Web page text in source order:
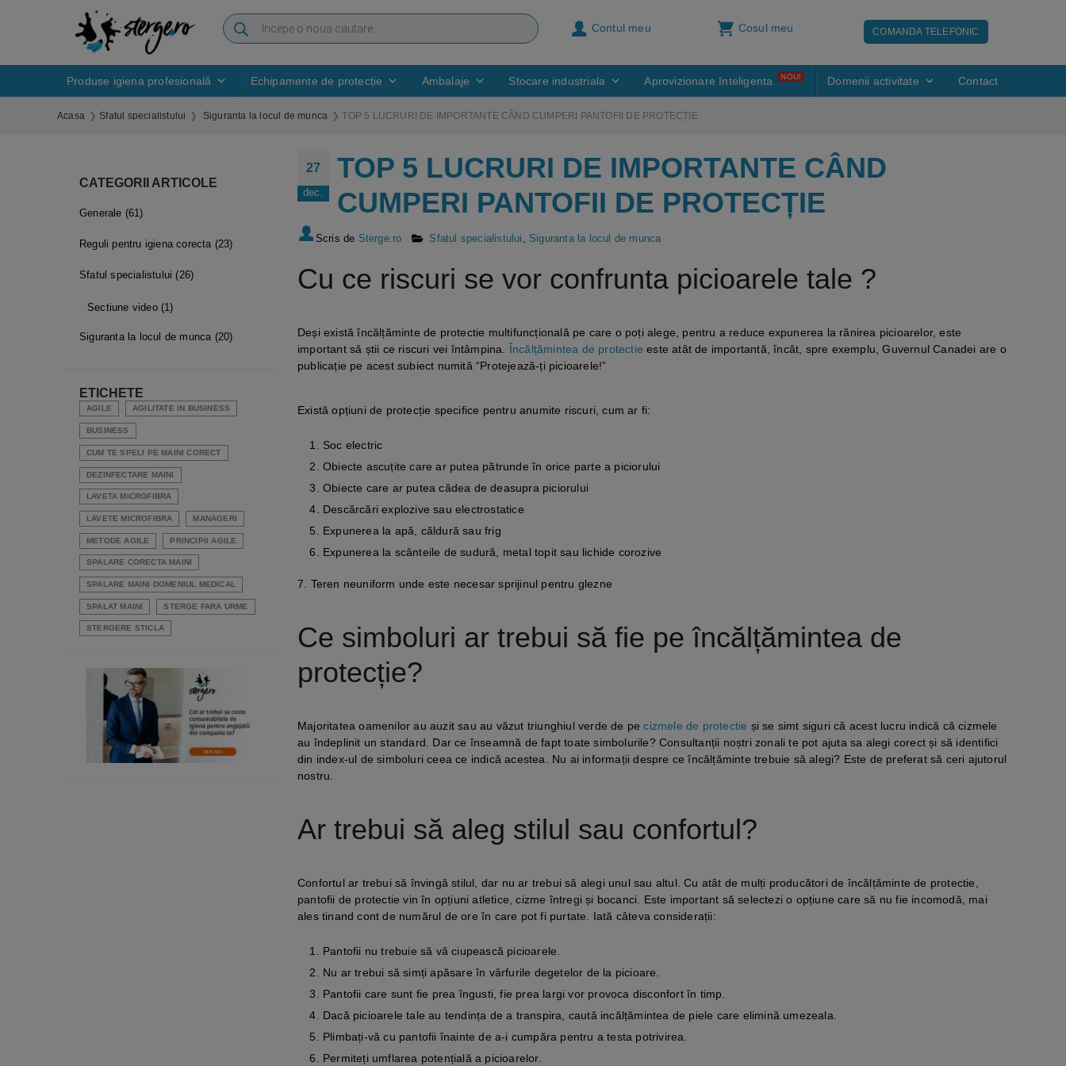
Contul meu Cosul meu COMANDA TELEFONIC
Produse igiena profesională Echipamente de protecție Ambalaje Stocare industriala Aprovizionare Inteligenta NOU! Domenii activitate Contact
Acasa Sfatul specialistului Siguranta la locul de munca TOP 5 LUCRURI DE IMPORTANTE CÂND CUMPERI PANTOFII DE PROTECȚIE
27
dec.
TOP 5 LUCRURI DE IMPORTANTE CÂND
CUMPERI PANTOFII DE PROTECȚIE
Scris de Sterge.ro Sfatul specialistului , Siguranta la locul de munca
Cu ce riscuri se vor confrunta picioarele tale ?
Deși există încălțăminte de protectie multifuncțională pe care o poți alege, pentru a reduce expunerea la rănirea picioarelor, este
important să știi ce riscuri vei întâmpina. Încălțămintea de protectie este atât de importantă, încât, spre exemplu, Guvernul Canadei are o
publicație pe acest subiect numită “Protejează-ți picioarele!”
Există opțiuni de protecție specifice pentru anumite riscuri, cum ar fi:
Soc electric
Obiecte ascuțite care ar putea pătrunde în orice parte a piciorului
Obiecte care ar putea cădea de deasupra piciorului
Descărcări explozive sau electrostatice
Expunerea la apă, căldură sau frig
Expunerea la scânteile de sudură, metal topit sau lichide corozive
7. Teren neuniform unde este necesar sprijinul pentru glezne
Ce simboluri ar trebui să fie pe încălțămintea de
protecție?
Majoritatea oamenilor au auzit sau au văzut triunghiul verde de pecizmele de protectie și se simt siguri că acest lucru indică că cizmele
au îndeplinit un standard. Dar ce înseamnă de fapt toate simbolurile? Consultanții noștri zonali te pot ajuta sa alegi corect și să identifici
din index-ul de simboluri ceea ce indică acestea. Nu ai informații despre ce încălțăminte trebuie să alegi? Este de preferat să ceri ajutorul
nostru.
Ar trebui să aleg stilul sau confortul?
Confortul ar trebui să învingă stilul, dar nu ar trebui să alegi unul sau altul. Cu atât de mulți producători de încălțăminte de protectie,
pantofii de protectie vin în opțiuni atletice, cizme întregi și bocanci. Este important să selectezi o opțiune care să nu fie incomodă, mai
ales tinand cont de numărul de ore în care pot fi purtate. Iată câteva considerații:
Pantofii nu trebuie să vă ciupească picioarele.
Nu ar trebui să simți apăsare în vârfurile degetelor de la picioare.
Pantofii care sunt fie prea îngusti, fie prea largi vor provoca disconfort în timp.
Dacă picioarele tale au tendința de a transpira, caută incălțămintea de piele care elimină umezeala.
Plimbați-vă cu pantofii înainte de a-i cumpăra pentru a testa potrivirea.
Permiteți umflarea potențială a picioarelor.
CATEGORII ARTICOLE
Generale (61)
Reguli pentru igiena corecta (23)
Sfatul specialistului (26)
Sectiune video(1)
Siguranta la locul de munca (20)
ETICHETE
AGILE AGILITATE IN BUSINESS
BUSINESS
CUM TE SPELI PE MAINI CORECT
DEZINFECTARE MAINI
LAVETA MICROFIBRA
LAVETE MICROFIBRA MANAGERI
METODE AGILE PRINCIPII AGILE
SPALARE CORECTA MAINI
SPALARE MAINI DOMENIUL MEDICAL
SPALAT MAINI STERGE FARA URME
STERGERE STICLA